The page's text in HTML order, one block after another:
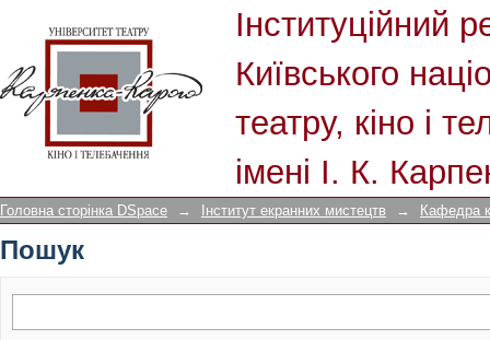
Інституційний
Київського
театру, кіно і
імені І. К.
Головна сторінка DSpace → Інститут екранних мистецтв → Кафедра
Пошук